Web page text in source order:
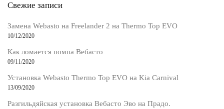
Свежие записи
Замена Webasto на Freelander 2 на Thermo Top EVO
10/12/2020
Как ломается помпа Вебасто
09/11/2020
Установка Webasto Thermo Top EVO на Kia Carnival
13/09/2020
Разгильдяйская установка Вебасто Эво на Прадо.